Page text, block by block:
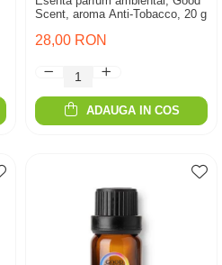
Scent, aroma Anti-Tobacco, 20 g
28,00 RON
ADAUGA IN COS